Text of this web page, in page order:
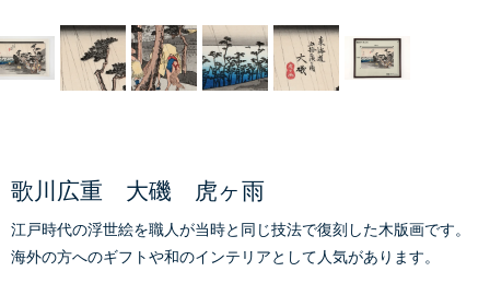
歌川広重 大磯 虎ヶ雨
江戸時代の浮世絵を職人が当時と同じ技法で復刻した木版画です。
海外の方へのギフトや和のインテリアとして人気があります。